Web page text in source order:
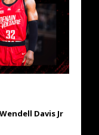
Wendell Davis Jr